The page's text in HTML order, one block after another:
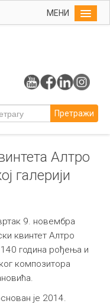
МЕНИ
Претражи
Алтро
галерији
9. новембра
квинтет Алтро
година рођења и
композитора
је 2014.